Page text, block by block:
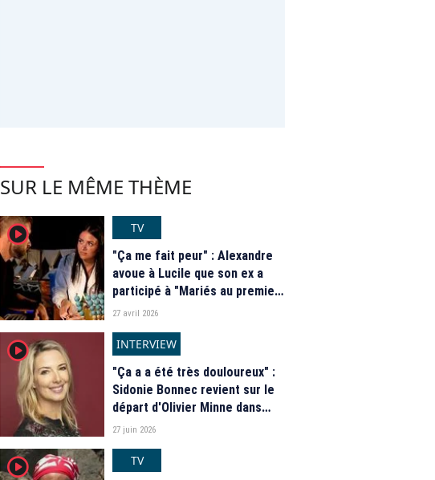
SUR LE MÊME THÈME
player2
TV
"Ça me fait peur" : Alexandre
avoue à Lucile que son ex a
participé à "Mariés au premier
regard" l'année dernière et
mariage, elle tombe de haut
27 avril 2026
player2
INTERVIEW
"Ça a a été très douloureux" :
Sidonie Bonnec revient sur le
départ d'Olivier Minne dans
"Tout le monde a son mot à
27 juin 2026
player2
TV